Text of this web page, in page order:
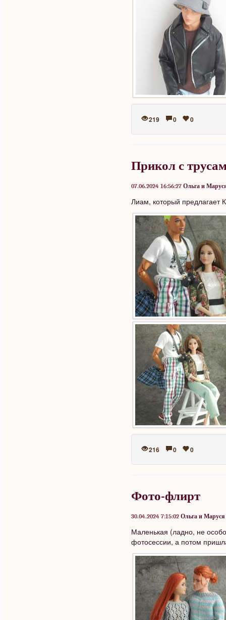
219 0 0
Прикол с
07.06.2024 16:56:27 Ольга и
Лиам, который предлагает
216 0 0
Фото-флирт
30.04.2024 7:15:02 Ольга и Маруся
Маленькая (ладно, не
фотосессии, а потом